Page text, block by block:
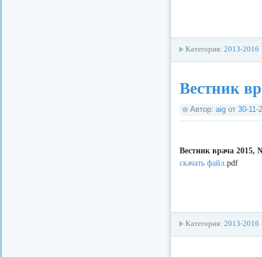
Категория: 2013-2016
Вестник
Автор: aig от 30-11-
Вестник врача 2015,
скачать файл.pdf
Категория: 2013-2016